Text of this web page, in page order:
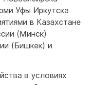
Уфы Иркутска
в Казахстане
(Минск)
(Бишкек) и
в условиях